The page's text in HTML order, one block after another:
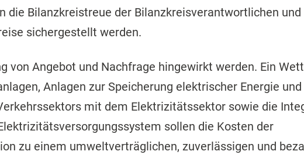
die Bilanzkreistreue der Bilanzkreisverantwortlichen und
sichergestellt werden.
von Angebot und Nachfrage hingewirkt werden. Ein
Anlagen zur Speicherung elektrischer Energie und
mit dem Elektrizitätssektor sowie die
sollen die Kosten der
zu einem umweltverträglichen, zuverlässigen und